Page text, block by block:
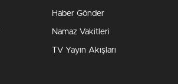
Haber Gönder
Namaz Vakitleri
TV Yayın Akışları